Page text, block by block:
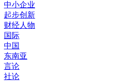
中小企业
起步创新
财经人物
国际
中国
东南亚
言论
社论